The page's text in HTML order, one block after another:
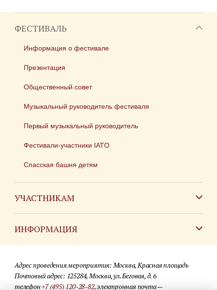
ФЕСТИВАЛЬ
Информация о фестивале
Презентация
Общественный совет
Музыкальный руководитель фестиваля
Первый музыкальный руководитель
Фестивали-участники IATO
Спасская башня детям
УЧАСТНИКАМ
ИНФОРМАЦИЯ
Для СМИ
Где купить билеты
Адрес проведения мероприятия: Москва, Красная площадь
Почтовый адрес: 125284, Москва, ул. Беговая, д. 6
телефон+7 (495) 120-28-82, электронная почта —